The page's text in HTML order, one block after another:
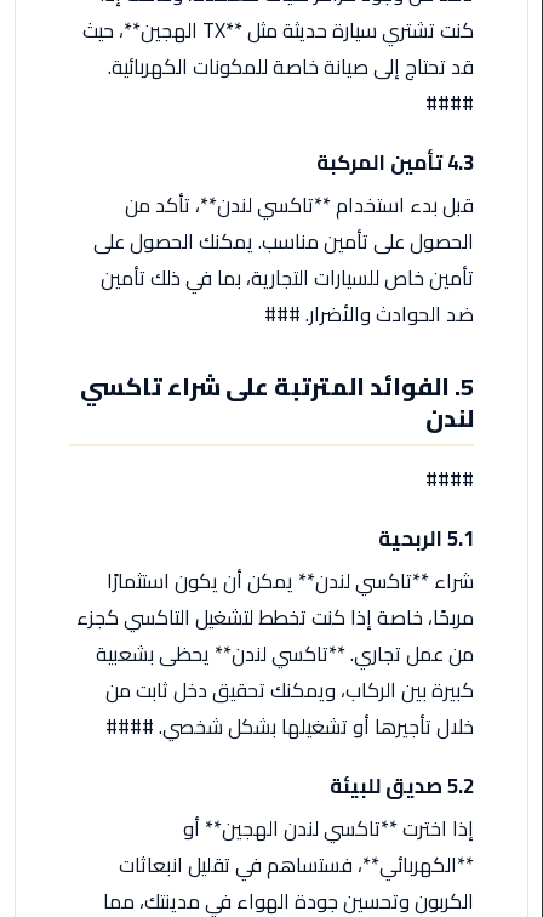
ليموزين
اسكندرية
مطار
العرب
ليموزين
المطار
ليموزين
مطار
العلمين
ليموزين
توصيل
ليموزين
مطار
مرسي
مطروح
مطار
اكتوبر
كنت تشتري سيارة حديثة مثل **TX الهجين**، حيث
قد تحتاج إلى صيانة خاصة للمكونات الكهربائية.
####
4.3 تأمين المركبة
قبل بدء استخدام **تاكسي لندن**، تأكد من
الحصول على تأمين مناسب. يمكنك الحصول على
تأمين خاص للسيارات التجارية، بما في ذلك تأمين
ضد الحوادث والأضرار. ###
5. الفوائد المترتبة على شراء تاكسي
لندن
####
5.1 الربحية
شراء **تاكسي لندن** يمكن أن يكون استثمارًا
مربحًا، خاصة إذا كنت تخطط لتشغيل التاكسي كجزء
من عمل تجاري. **تاكسي لندن** يحظى بشعبية
كبيرة بين الركاب، ويمكنك تحقيق دخل ثابت من
خلال تأجيرها أو تشغيلها بشكل شخصي. ####
5.2 صديق للبيئة
إذا اخترت **تاكسي لندن الهجين** أو
**الكهربائي**، فستساهم في تقليل انبعاثات
الكربون وتحسين جودة الهواء في مدينتك، مما